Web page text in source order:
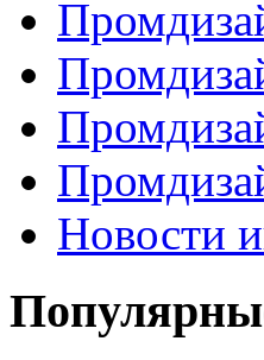
Новости